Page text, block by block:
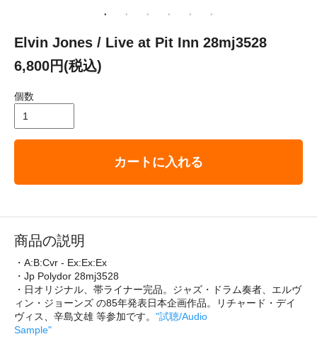
Elvin Jones / Live at Pit Inn 28mj3528
6,800円(税込)
個数
カートに入れる
商品の説明
・A:B:Cvr - Ex:Ex:Ex
・Jp Polydor 28mj3528
・日オリジナル、帯ライナー完品。ジャズ・ドラム奏者、エルヴ
ィン・ジョーンズ の85年発表日本企画作品。リチャード・デイ
ヴィス、辛島文雄 等参加です。 "試聴/Audio
Sample"